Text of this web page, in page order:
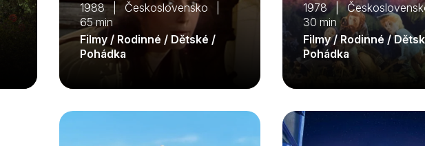
1988 | Československo |
65 min
Filmy / Rodinné / Dětské /
Pohádka
1978 |
30 min
Filmy / Rodinné /
Pohádka